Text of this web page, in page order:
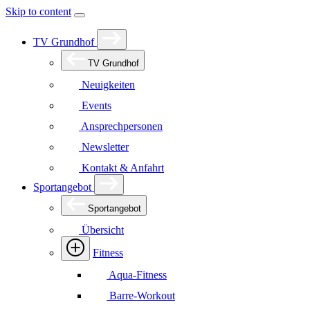
Skip to content
TV Grundhof
TV Grundhof
Neuigkeiten
Events
Ansprechpersonen
Newsletter
Kontakt & Anfahrt
Sportangebot
Sportangebot
Übersicht
Fitness
Aqua-Fitness
Barre-Workout